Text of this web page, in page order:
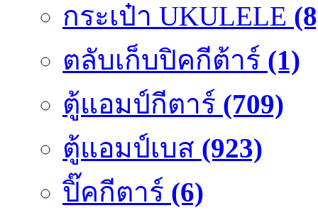
กระเป๋า UKULELE
ตลับเก็บปิคกีต้าร์ (1)
ตู้แอมป์กีตาร์ (709)
ตู้แอมป์เบส (923)
ปิ๊คกีตาร์ (6)